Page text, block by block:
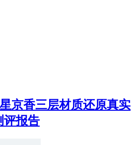
京香三层材质还原真实
评报告